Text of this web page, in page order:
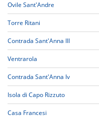
Ovile Sant'Andre
Torre Ritani
Contrada Sant'Anna III
Ventrarola
Contrada Sant'Anna Iv
Isola di Capo Rizzuto
Casa Francesi